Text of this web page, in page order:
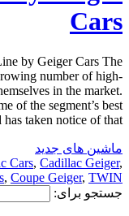
Cars
by Geiger Cars The
number of high-
in the market.
of the segment’s best
taken notice of that. […]
ماشین های جدید
Cars, Cadillac Geiger,
, Coupe Geiger, TWIN –
جستجو برای: